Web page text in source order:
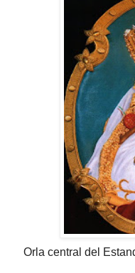
Orla central del